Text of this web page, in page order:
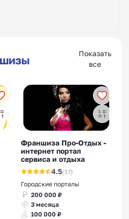
Показать
все
Франшиза Про-Отдых -
интернет портал
сервиса и отдыха
4.5(17)
Городские порталы
200 000 ₽
3 месяца
100 000 ₽